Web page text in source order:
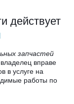
действует
запчастей
вправе
в услуге на
работы по